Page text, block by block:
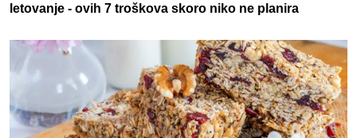
letovanje - ovih 7 troškova skoro niko ne planira